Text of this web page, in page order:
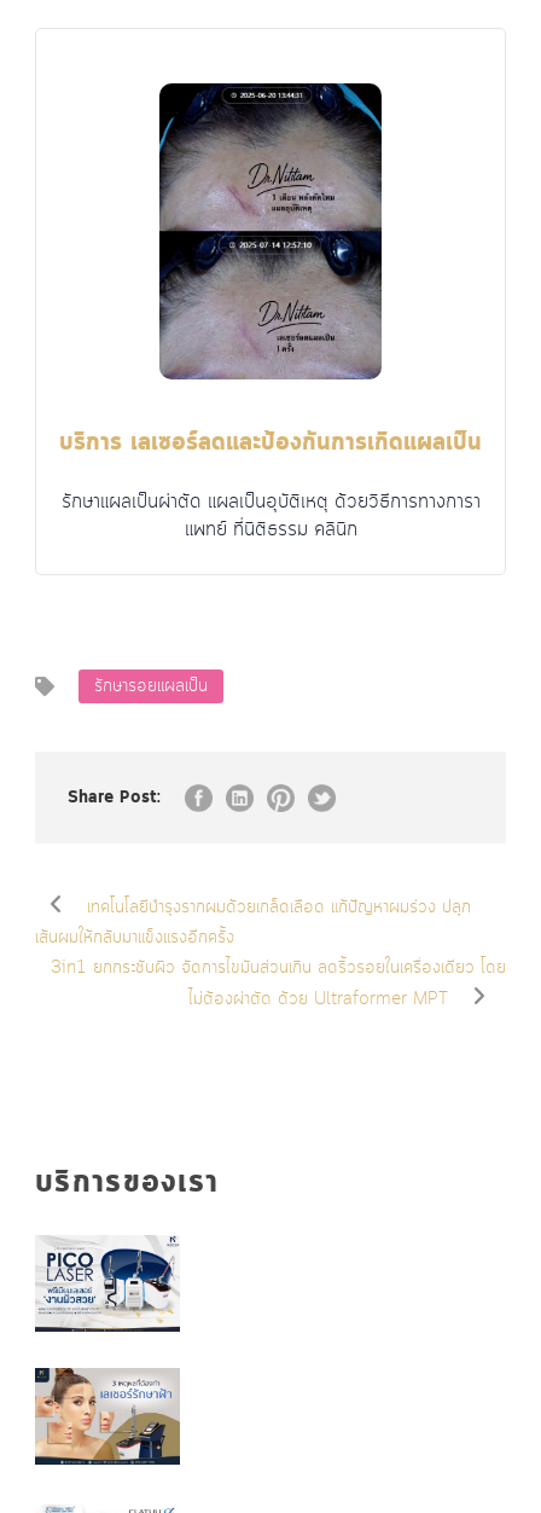
บริการ เลเซอร์ลดและป้องกันการเกิดแผลเป็น
รักษาแผลเป็นผ่าตัด แผลเป็นอุบัติเหตุ ด้วยวิธีการทางการา
แพทย์ ที่นิติธรรม คลินิก
รักษารอยแผลเป็น
Share Post:
เทคโนโลยีบำรุงรากผมด้วยเกล็ดเลือด แก้ปัญหาผมร่วง ปลุก
เส้นผมให้กลับมาแข็งแรงอีกครั้ง
3in1 ยกกระชับผิว จัดการไขมันส่วนเกิน ลดริ้วรอยในเครื่องเดียว โดย
ไม่ต้องผ่าตัด ด้วย Ultraformer MPT
บริการของเรา